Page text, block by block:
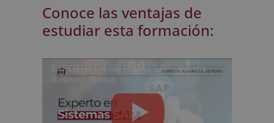
Conoce las ventajas de
estudiar esta formación:
EXPERTO EN SISTEMAS SAP - Esneca
Business School